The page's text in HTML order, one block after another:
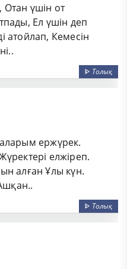
Отан үшін от
Ел үшін деп
атойлап, Кемесін
ᐈ Толық
ержүрек.
елжіреп.
алған Ұлы күн.
ᐈ Толық